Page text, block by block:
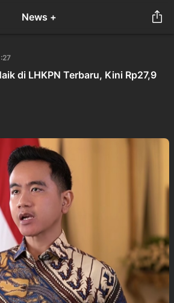
News +
di LHKPN Terbaru, Kini Rp27,9